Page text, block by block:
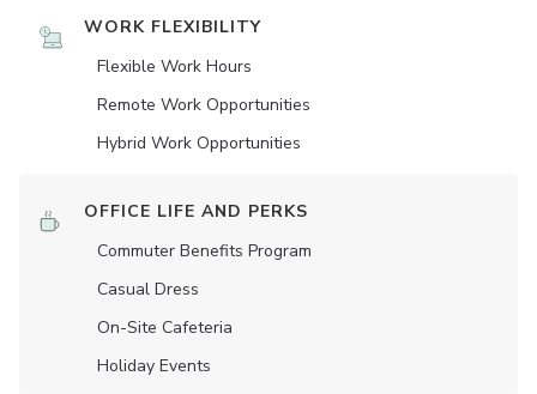
WORK FLEXIBILITY
Flexible Work Hours
Remote Work Opportunities
Hybrid Work Opportunities
OFFICE LIFE AND PERKS
Commuter Benefits Program
Casual Dress
On-Site Cafeteria
Holiday Events